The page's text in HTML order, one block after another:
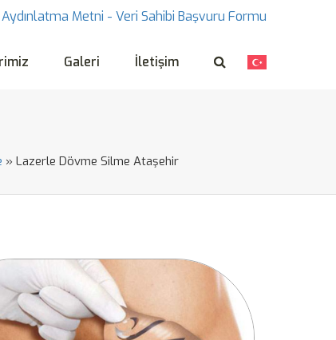
Aydınlatma Metni - Veri Sahibi Başvuru Formu
Galeri İletişim
» Lazerle Dövme Silme Ataşehir